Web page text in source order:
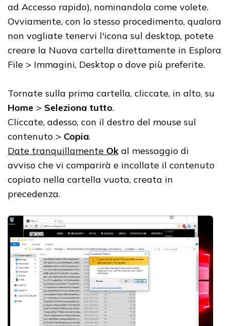
ad Accesso rapido), nominandola come volete.
Ovviamente, con lo stesso procedimento, qualora
non vogliate tenervi l'icona sul desktop, potete
creare la Nuova cartella direttamente in Esplora
File > Immagini, Desktop o dove più preferite.
Tornate sulla prima cartella, cliccate, in alto, su
Home > Seleziona tutto.
Cliccate, adesso, con il destro del mouse sul
contenuto > Copia.
Date tranquillamente Ok al messaggio di
avviso che vi comparirà e incollate il contenuto
copiato nella cartella vuota, creata in
precedenza.